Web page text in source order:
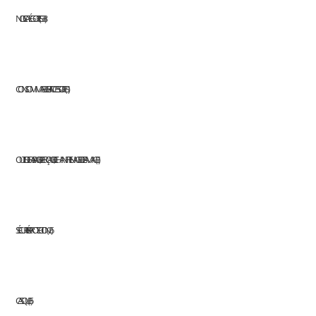
NOS CATÉGORIES338
CONSOMMABLES ET ACCESSOIRES1
OUTILS DE FRAISAGE, DE PERÇAGE, DE CHANFREINAGE ET DE LAMAGE1
SÉCURITÉ & PROTECTION26
CASQUE6